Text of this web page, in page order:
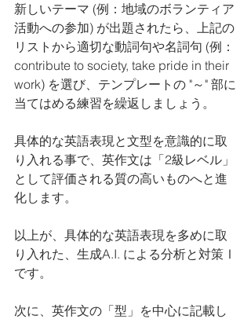
新しいテーマ (例：地域のボランティア
活動への参加) が出題されたら、上記の
リストから適切な動詞句や名詞句 (例：
contribute to society, take pride in their
work) を選び、テンプレートの "～" 部に
当てはめる練習を繰返しましょう。
具体的な英語表現と文型を意識的に取
り入れる事で、英作文は「2級レベル」
として評価される質の高いものへと進
化します。
以上が、具体的な英語表現を多めに取
り入れた、生成A.I. による分析と対策Ⅰ
です。
次に、英作文の「型」を中心に記載し